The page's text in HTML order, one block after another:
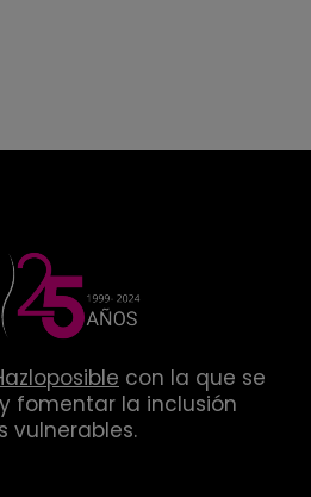
con la que se
fomentar la inclusión
vulnerables.